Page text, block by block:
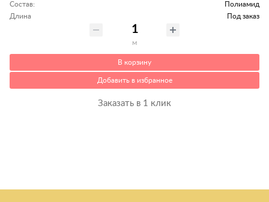
Состав:
Полиамид
Длина
Под заказ
м
В корзину
Добавить в избранное
Заказать в 1 клик